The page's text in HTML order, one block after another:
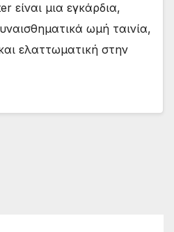
είναι μια εγκάρδια,
ωμή ταινία,
ελαττωματική στην